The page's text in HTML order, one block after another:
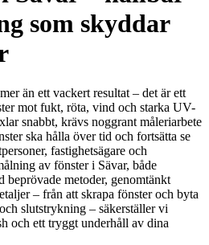
som skyddar
än ett vackert resultat – det är ett
mot fukt, röta, vind och starka UV-
snabbt, krävs noggrant måleriarbete
ska hålla över tid och fortsätta se
fastighetsägare och
av fönster i Sävar, både
metoder, genomtänkt
– från att skrapa fönster och byta
slutstrykning – säkerställer vi
och ett tryggt underhåll av dina